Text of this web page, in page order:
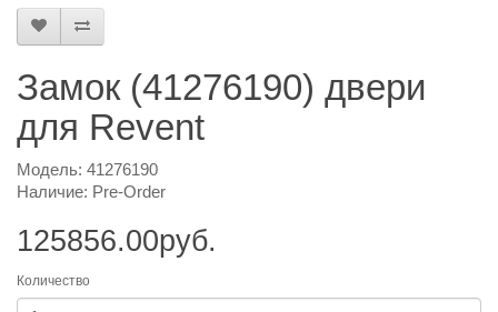
Замок (41276190) двери
для Revent
Модель: 41276190
Наличие: Pre-Order
125856.00руб.
Количество